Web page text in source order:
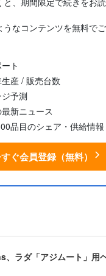
うなコンテンツを無料で
ト
産 / 販売台数
予測
新ニュース
品目のシェア・供給情報
ぐ会員登録（無料）
ラダ「アジムート」用